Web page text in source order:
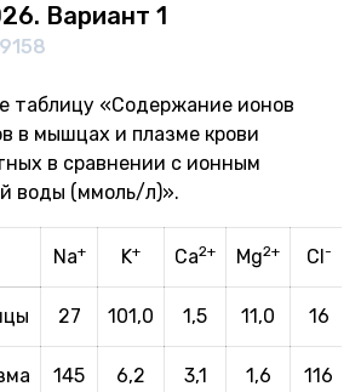
Вариант 1
таблицу «Содержание ионов
в мышцах и плазме крови
в сравнении с ионным
воды (ммоль/л)».
Na+ K+ Ca2+ Mg2+ Cl-
27 101,0 1,5 11,0 16
145 6,2 3,1 1,6 116